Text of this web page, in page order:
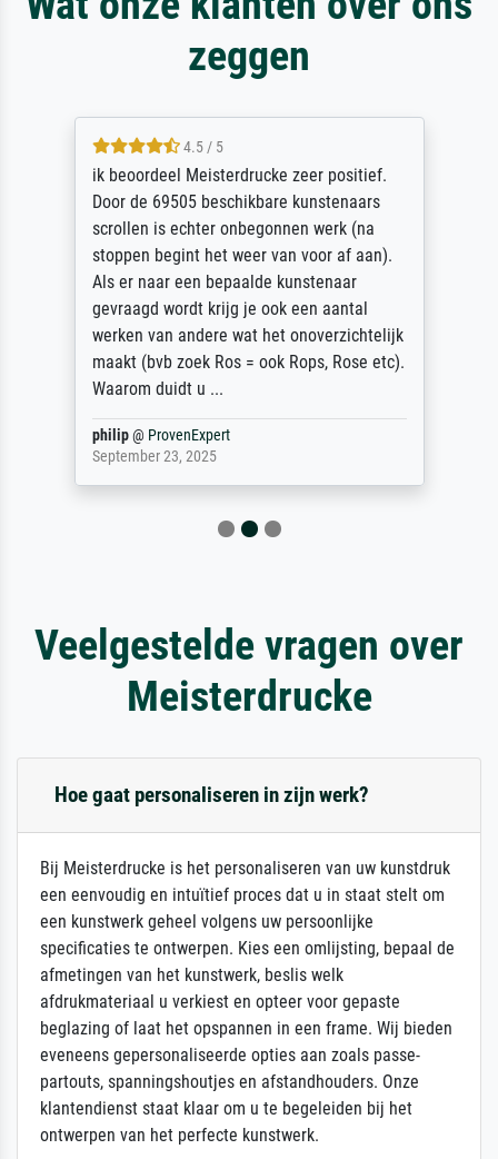
zeggen
4.5 / 5
ik beoordeel Meisterdrucke zeer positief.
Door de 69505 beschikbare kunstenaars
scrollen is echter onbegonnen werk (na
stoppen begint het weer van voor af aan).
Als er naar een bepaalde kunstenaar
gevraagd wordt krijg je ook een aantal
werken van andere wat het onoverzichtelijk
maakt (bvb zoek Ros = ook Rops, Rose etc).
Waarom duidt u ...
philip@ ProvenExpert
September 23, 2025
Veelgestelde vragen over
Meisterdrucke
Hoe gaat personaliseren in zijn werk?
Bij Meisterdrucke is het personaliseren van uw kunstdruk
een eenvoudig en intuïtief proces dat u in staat stelt om
een kunstwerk geheel volgens uw persoonlijke
specificaties te ontwerpen. Kies een omlijsting, bepaal de
afmetingen van het kunstwerk, beslis welk
afdrukmateriaal u verkiest en opteer voor gepaste
beglazing of laat het opspannen in een frame. Wij bieden
eveneens gepersonaliseerde opties aan zoals passe-
partouts, spanningshoutjes en afstandhouders. Onze
klantendienst staat klaar om u te begeleiden bij het
ontwerpen van het perfecte kunstwerk.